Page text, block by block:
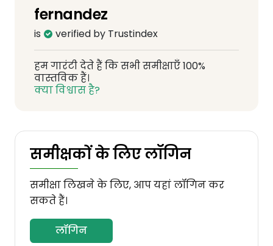
fernandez
is verified by Trustindex
हम गारंटी देते हैं कि सभी समीक्षाएँ 100%
वास्तविक हैं।
क्या विश्वास है?
समीक्षकों के लिए लॉगिन
समीक्षा लिखने के लिए, आप यहां लॉगिन कर
सकते हैं।
लॉगिन